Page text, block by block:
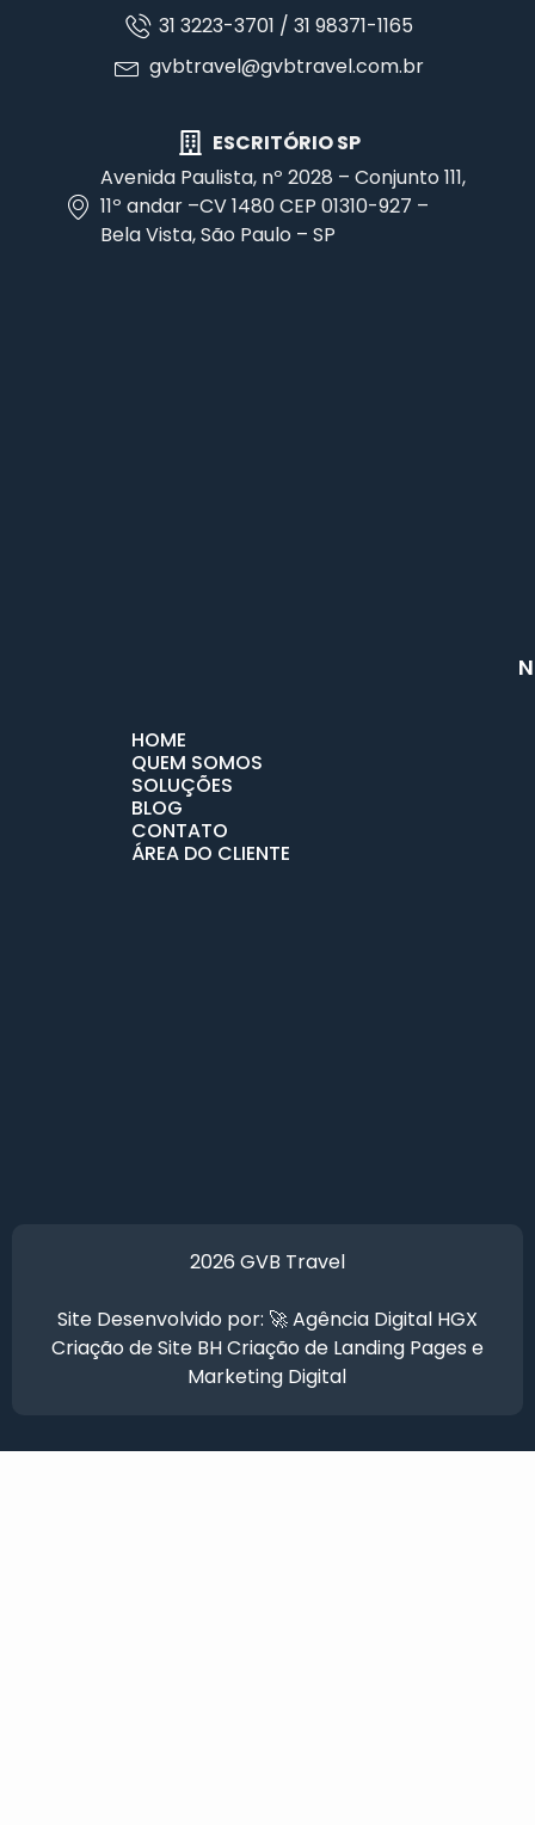
31 3223-3701 / 31 98371-1165
gvbtravel@gvbtravel.com.br
ESCRITÓRIO SP
Avenida Paulista, nº 2028 – Conjunto 111,
11º andar –CV 1480 CEP 01310-927 –
Bela Vista, São Paulo – SP
HOME
QUEM SOMOS
SOLUÇÕES
BLOG
CONTATO
ÁREA DO CLIENTE
2026 GVB Travel
Site Desenvolvido por: 🚀Agência Digital HGX
Criação de Site BHCriação de Landing Pages e
Marketing Digital